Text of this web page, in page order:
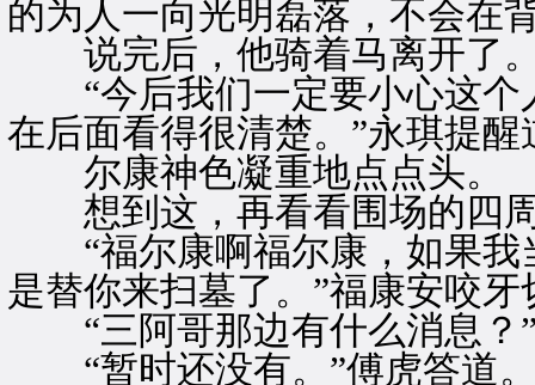
的为人一向光明磊落，不会在
说完后，他骑着马离开了
“今后我们一定要小心这个
在后面看得很清楚。”永琪提醒
尔康神色凝重地点点头。
想到这，再看看围场的四周
“福尔康啊福尔康，如果我
是替你来扫墓了。”福康安咬牙
“三阿哥那边有什么消息？
“暂时还没有。”傅虎答道